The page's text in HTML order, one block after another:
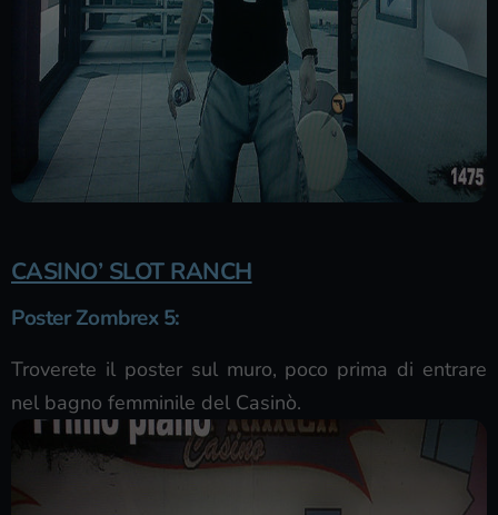
CASINO’ SLOT RANCH
Poster Zombrex 5:
Troverete il poster sul muro, poco prima di entrare
nel bagno femminile del Casinò.